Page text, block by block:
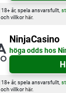
år, spela ansvarsfullt,
och villkor här.
NinjaCasino
höga odds hos
år, spela ansvarsfullt,
villkor här.